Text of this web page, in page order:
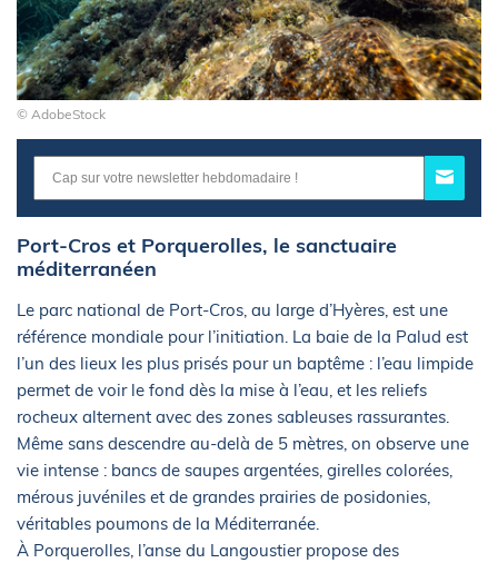
© AdobeStock
Port-Cros et Porquerolles, le sanctuaire
méditerranéen
Le parc national de Port-Cros, au large d’Hyères, est une
référence mondiale pour l’initiation. La baie de la Palud est
l’un des lieux les plus prisés pour un baptême : l’eau limpide
permet de voir le fond dès la mise à l’eau, et les reliefs
rocheux alternent avec des zones sableuses rassurantes.
Même sans descendre au-delà de 5 mètres, on observe une
vie intense : bancs de saupes argentées, girelles colorées,
mérous juvéniles et de grandes prairies de posidonies,
véritables poumons de la Méditerranée.
À Porquerolles, l’anse du Langoustier propose des